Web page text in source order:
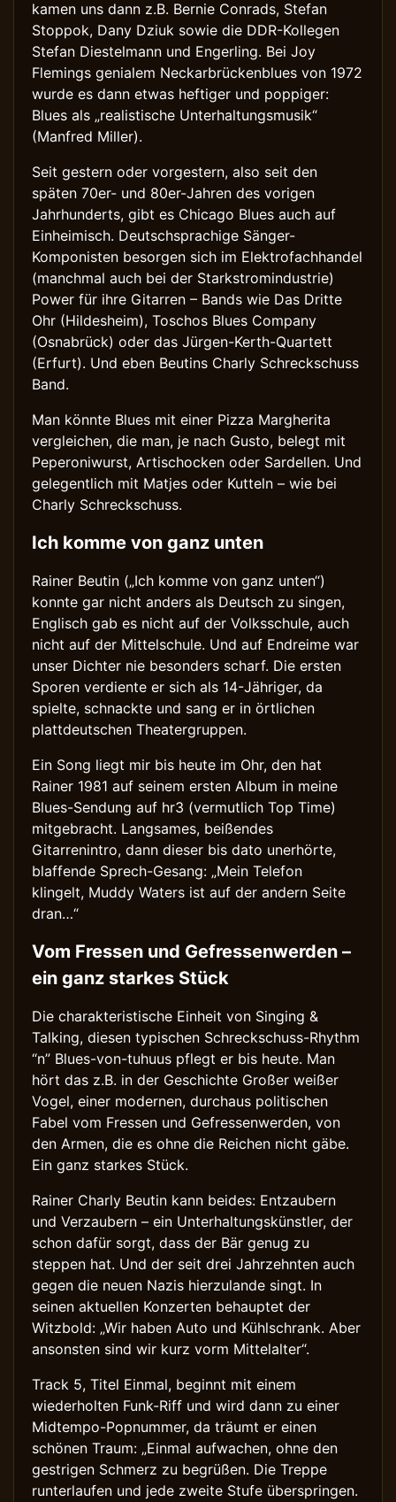
kamen uns dann z.B. Bernie Conrads, Stefan
Stoppok, Dany Dziuk sowie die DDR-Kollegen
Stefan Diestelmann und Engerling. Bei Joy
Flemings genialem Neckarbrückenblues von 1972
wurde es dann etwas heftiger und poppiger:
Blues als „realistische Unterhaltungsmusik“
(Manfred Miller).
Seit gestern oder vorgestern, also seit den
späten 70er- und 80er-Jahren des vorigen
Jahrhunderts, gibt es Chicago Blues auch auf
Einheimisch. Deutschsprachige Sänger-
Komponisten besorgen sich im Elektrofachhandel
(manchmal auch bei der Starkstromindustrie)
Power für ihre Gitarren – Bands wie Das Dritte
Ohr (Hildesheim), Toschos Blues Company
(Osnabrück) oder das Jürgen-Kerth-Quartett
(Erfurt). Und eben Beutins Charly Schreckschuss
Band.
Man könnte Blues mit einer Pizza Margherita
vergleichen, die man, je nach Gusto, belegt mit
Peperoniwurst, Artischocken oder Sardellen. Und
gelegentlich mit Matjes oder Kutteln – wie bei
Charly Schreckschuss.
Ich komme von ganz unten
Rainer Beutin („Ich komme von ganz unten“)
konnte gar nicht anders als Deutsch zu singen,
Englisch gab es nicht auf der Volksschule, auch
nicht auf der Mittelschule. Und auf Endreime war
unser Dichter nie besonders scharf. Die ersten
Sporen verdiente er sich als 14-Jähriger, da
spielte, schnackte und sang er in örtlichen
plattdeutschen Theatergruppen.
Ein Song liegt mir bis heute im Ohr, den hat
Rainer 1981 auf seinem ersten Album in meine
Blues-Sendung auf hr3 (vermutlich Top Time)
mitgebracht. Langsames, beißendes
Gitarrenintro, dann dieser bis dato unerhörte,
blaffende Sprech-Gesang: „Mein Telefon
klingelt, Muddy Waters ist auf der andern Seite
dran…“
Vom Fressen und Gefressenwerden –
ein ganz starkes Stück
Die charakteristische Einheit von Singing &
Talking, diesen typischen Schreckschuss-Rhythm
“n” Blues-von-tuhuus pflegt er bis heute. Man
hört das z.B. in der Geschichte Großer weißer
Vogel, einer modernen, durchaus politischen
Fabel vom Fressen und Gefressenwerden, von
den Armen, die es ohne die Reichen nicht gäbe.
Ein ganz starkes Stück.
Rainer Charly Beutin kann beides: Entzaubern
und Verzaubern – ein Unterhaltungskünstler, der
schon dafür sorgt, dass der Bär genug zu
steppen hat. Und der seit drei Jahrzehnten auch
gegen die neuen Nazis hierzulande singt. In
seinen aktuellen Konzerten behauptet der
Witzbold: „Wir haben Auto und Kühlschrank. Aber
ansonsten sind wir kurz vorm Mittelalter“.
Track 5, Titel Einmal, beginnt mit einem
wiederholten Funk-Riff und wird dann zu einer
Midtempo-Popnummer, da träumt er einen
schönen Traum: „Einmal aufwachen, ohne den
gestrigen Schmerz zu begrüßen. Die Treppe
runterlaufen und jede zweite Stufe überspringen.